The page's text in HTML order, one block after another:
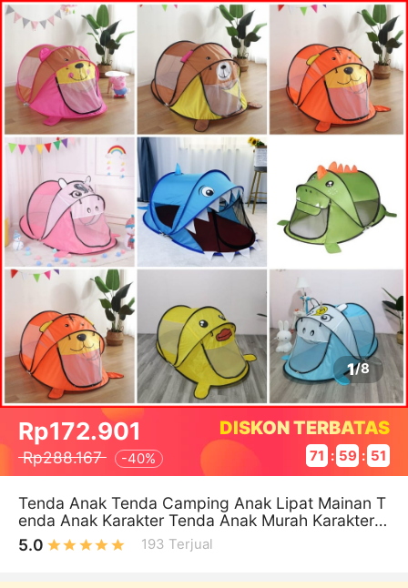
1/8
Rp172.901
Rp288.167 -40%
DISKON TERBATAS
71 : 59 : 51
Tenda Anak Tenda Camping Anak Lipat Mainan T
enda Anak Karakter Tenda Anak Murah Karakter
Hewan
5.0 193 Terjual